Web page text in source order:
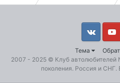
Тема
Vkontakte
2007 - 2025 © Клуб автолюбителей
поколения. Россия и